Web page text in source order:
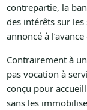
contrepartie, la
des intérêts sur
annoncé à
Contrairement à
pas vocation à
conçu pour
sans les